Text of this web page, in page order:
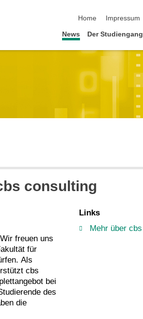
Home
Impressum
News Der Studiengang
consulting
freuen uns
für
Als
cbs
bei
des
die
Links
Mehr über cbs